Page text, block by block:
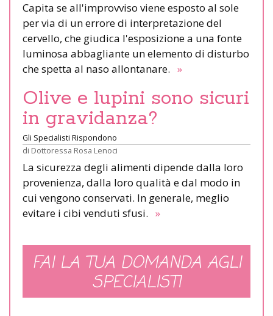
Capita se all'improvviso viene esposto al sole
per via di un errore di interpretazione del
cervello, che giudica l'esposizione a una fonte
luminosa abbagliante un elemento di disturbo
che spetta al naso allontanare. »
Olive e lupini sono sicuri
in gravidanza?
Gli Specialisti Rispondono
di Dottoressa Rosa Lenoci
La sicurezza degli alimenti dipende dalla loro
provenienza, dalla loro qualità e dal modo in
cui vengono conservati. In generale, meglio
evitare i cibi venduti sfusi. »
FAI LA TUA DOMANDA AGLI
SPECIALISTI